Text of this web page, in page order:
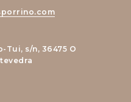
Tui, s/n, 36475 O